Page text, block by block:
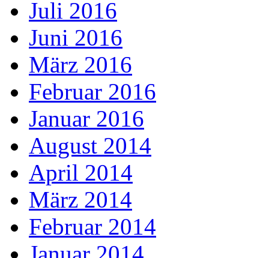
Juli 2016
Juni 2016
März 2016
Februar 2016
Januar 2016
August 2014
April 2014
März 2014
Februar 2014